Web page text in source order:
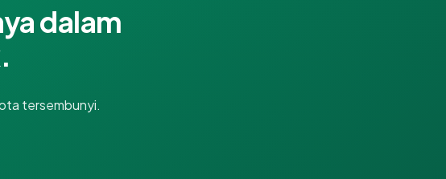
dalam
tersembunyi.